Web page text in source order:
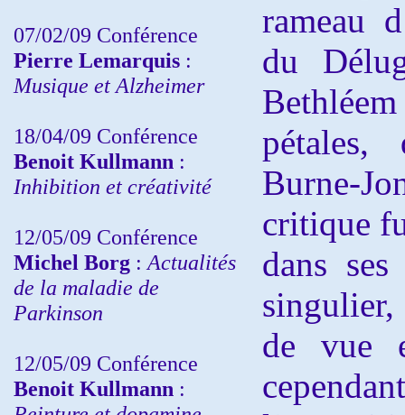
07/02/09 Conférence
Pierre Lemarquis :
Musique et Alzheimer
18/04/09 Conférence
Benoit Kullmann :
Inhibition et créativité
12/05/09 Conférence
Michel Borg : Actualités
de la maladie de
Parkinson
12/05/09 Conférence
Benoit Kullmann :
rameau
du
Burne-
critique
dans
singulier,
de vue